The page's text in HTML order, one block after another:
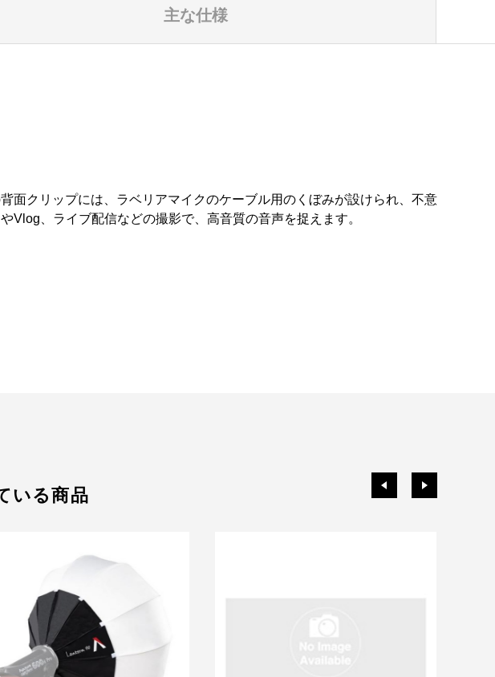
主な仕様
面クリップには、ラベリアマイクのケーブル用のくぼみが設けられ、不意
、ライブ配信などの撮影で、高音質の音声を捉えます。
いる商品